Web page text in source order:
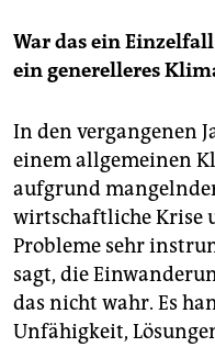
War das ein
ein generelleres
In den vergangenen
einem allgemeinen
aufgrund
wirtschaftliche Krise
Probleme sehr
sagt, die
das nicht wahr. Es
Unfähigkeit,